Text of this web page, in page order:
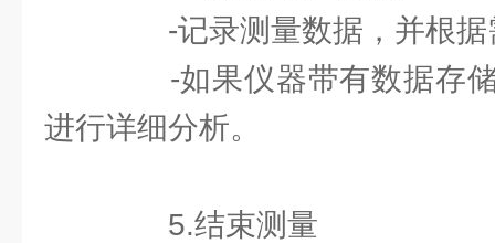
-记录测量数据，并根据
-如果仪器带有数据存储
进行详细分析。
5.结束测量